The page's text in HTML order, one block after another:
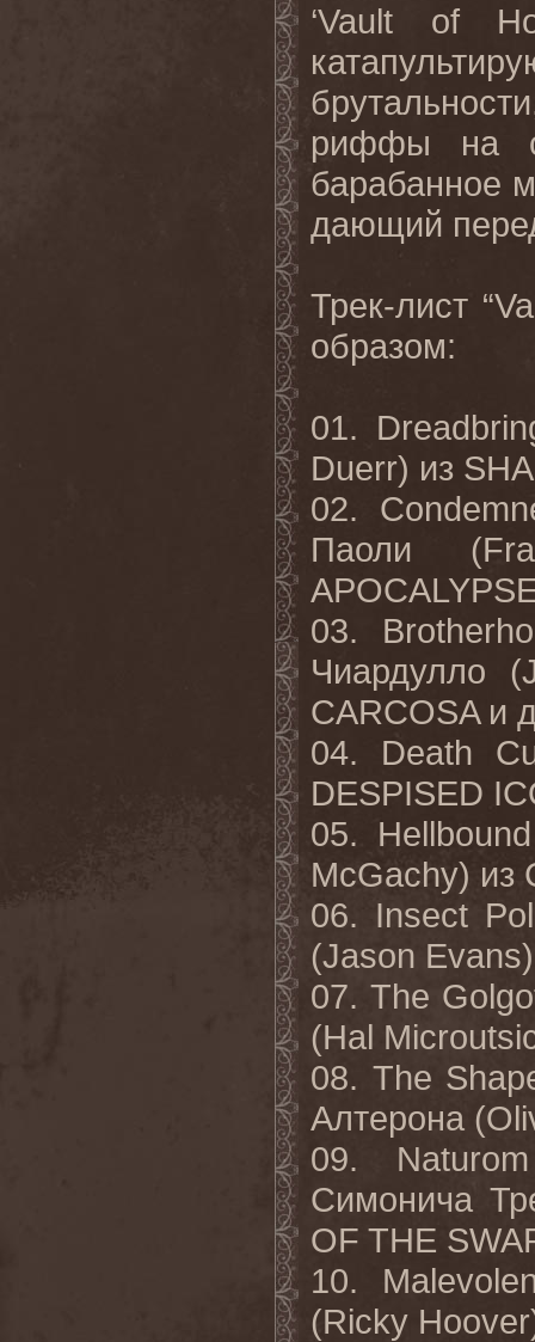
‘Vault of
риффы на
барабанное
дающий
Трек-лист “
образом:
01.
Duerr) из
02.
Паоли
03.
Чиардулло
CARCOSA и
04. Death
DESPISED
05.
McGachy) из
06. Insect
(Jason
07. The
(Hal
08. The
Алтерона
09.
Симонича
OF THE
10.
(Ricky